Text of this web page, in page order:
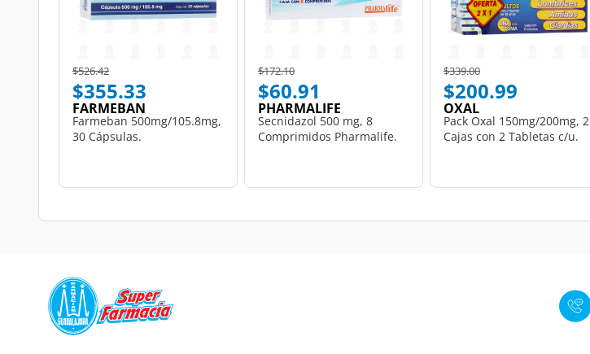
Price reduced from
$526.42to
$355.33
FARMEBAN
Farmeban 500mg/105.8mg,
30 Cápsulas.
Price reduced from
$172.10to
$60.91
PHARMALIFE
Secnidazol 500 mg, 8
Comprimidos Pharmalife.
Price reduced from
$339.00to
$200.99
OXAL
Pack Oxal 150mg/200mg, 2
Cajas con 2 Tabletas c/u.